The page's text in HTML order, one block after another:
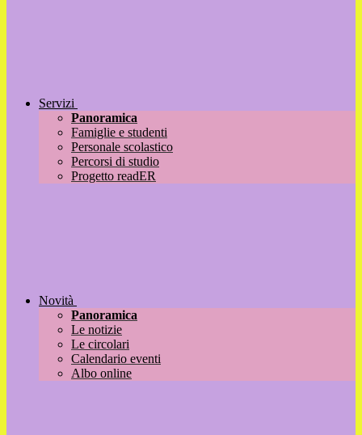
Servizi
Panoramica
Famiglie e studenti
Personale scolastico
Percorsi di studio
Progetto readER
Novità
Panoramica
Le notizie
Le circolari
Calendario eventi
Albo online